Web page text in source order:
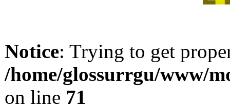
Notice: Trying to get
/home/glossurrgu/www/
on line 71